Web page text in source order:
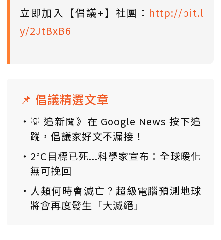
立即加入【倡議+】社團： http://bit.l
y/2JtBxB6
📌 倡議精選文章
💡 追新聞》在 Google News 按下追
蹤，倡議家好文不漏接！
2°C目標已死...科學家宣布：全球暖化
無可挽回
人類何時會滅亡？超級電腦預測地球
將會再度發生「大滅絕」